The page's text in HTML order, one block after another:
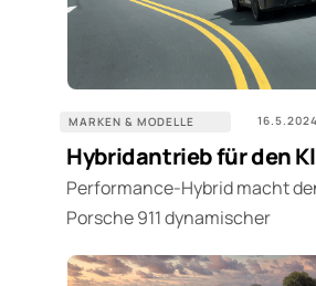
MARKEN & MODELLE 16.5.2024
Hybridantrieb für den
Performance-Hybrid macht
Porsche 911 dynamischer